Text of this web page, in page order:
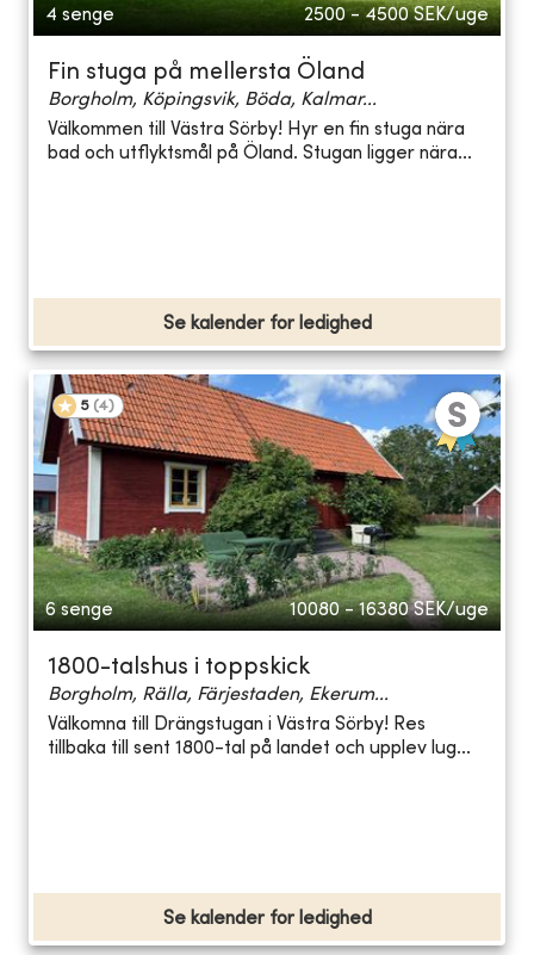
4 senge 2500 - 4500 SEK/uge
Fin stuga på mellersta Öland
Borgholm, Köpingsvik, Böda, Kalmar...
Välkommen till Västra Sörby! Hyr en fin stuga nära
bad och utflyktsmål på Öland. Stugan ligger nära...
Se kalender for ledighed
5 (4)
6 senge 10080 - 16380 SEK/uge
1800-talshus i toppskick
Borgholm, Rälla, Färjestaden, Ekerum...
Välkomna till Drängstugan i Västra Sörby! Res
tillbaka till sent 1800-tal på landet och upplev lug...
Se kalender for ledighed